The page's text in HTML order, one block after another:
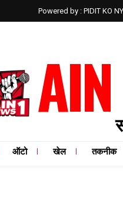
Powered by : PIDIT KO
ऑटो खेल तकनीक